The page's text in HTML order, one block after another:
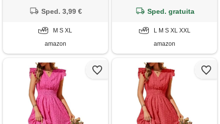
casual abito mare spiaggia
s)
Sped. 3,99 €
M S XL
amazon
curvy con tasche, rosa, xxl
Sped. gratuita
L M S XL XXL
amazon